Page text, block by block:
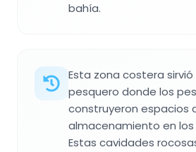
bahía.
Esta zona costera
pesquero donde los
construyeron espacios
almacenamiento en
Estas cavidades